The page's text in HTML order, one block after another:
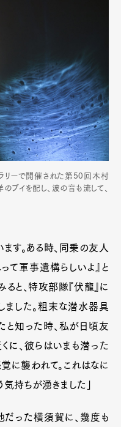
リーで開催された第50回木村
イを配し、波の音も流して、
ます。ある時、同乗の友人
て軍事遺構らしいよ』と
ると、特攻部隊『伏龍』に
ました。粗末な潜水器具
と知った時、私が日頃友
に、彼らはいまも潜った
に襲われて。これはなに
持ちが湧きました」
だった横須賀に、幾度も